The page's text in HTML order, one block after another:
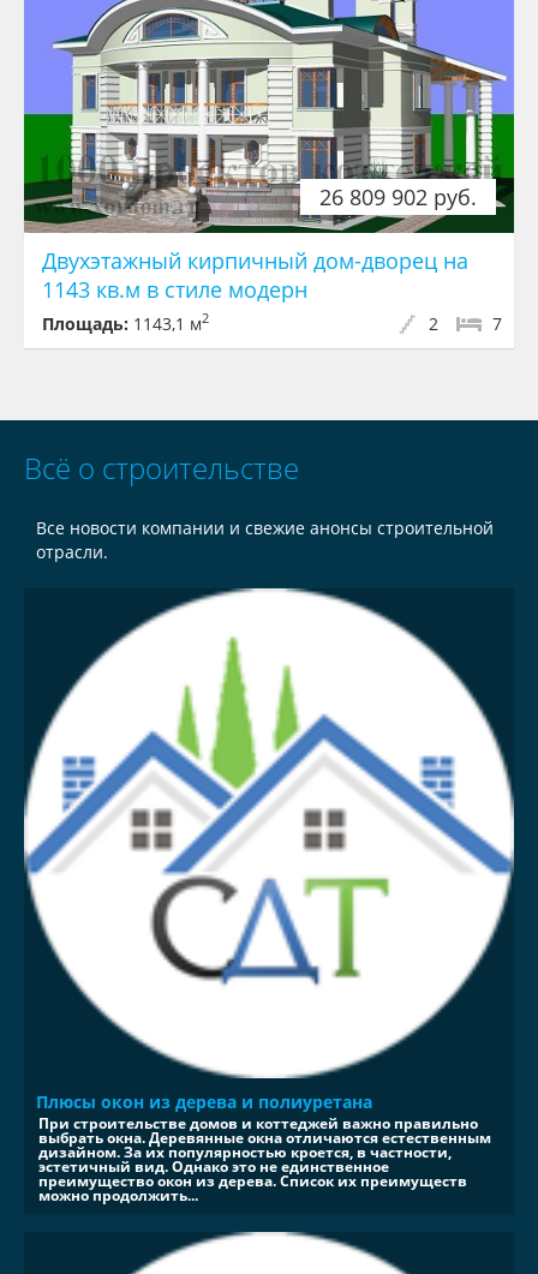
26 809 902 руб.
Двухэтажный кирпичный дом-дворец на
1143 кв.м в стиле модерн
Площадь: 1143,1 м2 7
2
Всё о строительстве
Все новости компании и свежие анонсы строительной
отрасли.
Плюсы окон из дерева и полиуретана
При строительстве домов и коттеджей важно правильно
выбрать окна. Деревянные окна отличаются естественным
дизайном. За их популярностью кроется, в частности,
эстетичный вид. Однако это не единственное
преимущество окон из дерева. Список их преимуществ
можно продолжить...